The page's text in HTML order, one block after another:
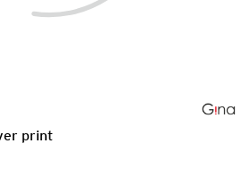
print